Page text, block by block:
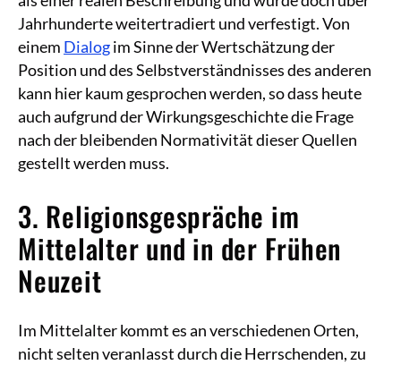
Jahrhunderte weitertradiert und verfestigt. Von
einem Dialogim Sinne der Wertschätzung der
Position und des Selbstverständnisses des anderen
kann hier kaum gesprochen werden, so dass heute
auch aufgrund der Wirkungsgeschichte die Frage
nach der bleibenden Normativität dieser Quellen
gestellt werden muss.
3. Religionsgespräche im
Mittelalter und in der Frühen
Neuzeit
Im Mittelalter kommt es an verschiedenen Orten,
nicht selten veranlasst durch die Herrschenden, zu